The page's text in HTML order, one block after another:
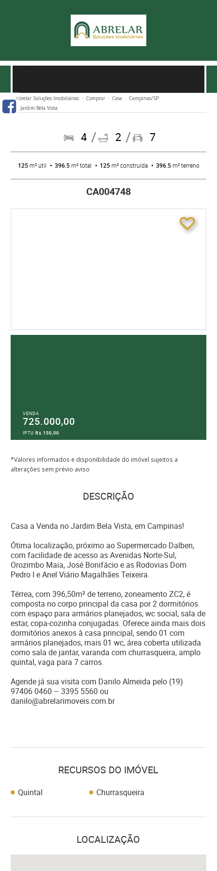
Abrelar Soluções Imobiliárias Comprar Casa
Campinas/SP
Jardim Bela Vista
4 2 7
125m² útil 396.5m² total 125m² construída 396.5m² terreno
CA004748
VENDA
725.000,00
IPTUR$ 150,00
*Valores informados e disponibilidade do imóvel sujeitos a
alterações sem prévio aviso
DESCRIÇÃO
Casa a Venda no Jardim Bela Vista, em Campinas!
Ótima localização, próximo ao Supermercado Dalben,
com facilidade de acesso as Avenidas Norte-Sul,
Orozimbo Maia, José Bonifácio e as Rodovias Dom
Pedro I e Anel Viário Magalhães Teixeira.
Térrea, com 396,50m² de terreno, zoneamento ZC2, é
composta no corpo principal da casa por 2 dormitórios
com espaço para armários planejados, wc social, sala de
estar, copa-cozinha conjugadas. Oferece ainda mais dois
dormitórios anexos à casa principal, sendo 01 com
armários planejados, mais 01 wc, área coberta utilizada
como sala de jantar, varanda com churrasqueira, amplo
quintal, vaga para 7 carros.
Agende já sua visita com Danilo Almeida pelo (19)
97406 0460 – 3395 5560 ou
danilo@abrelarimoveis.com.br
RECURSOS DO IMÓVEL
Quintal Churrasqueira
LOCALIZAÇÃO